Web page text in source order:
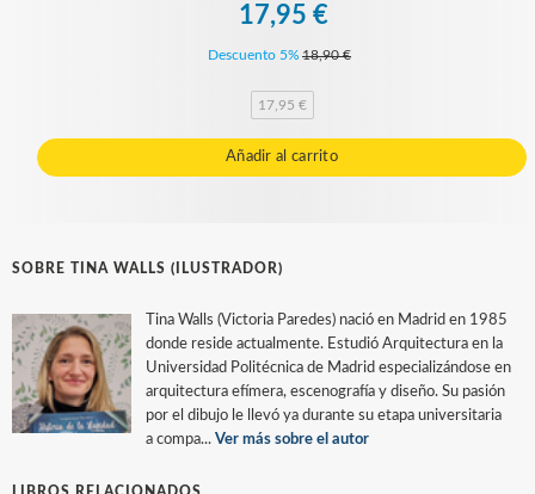
17,95 €
Descuento 5% 18,90 €
17,95 €
Añadir al carrito
SOBRE TINA WALLS (ILUSTRADOR)
Tina Walls (Victoria Paredes) nació en Madrid en 1985
donde reside actualmente. Estudió Arquitectura en la
Universidad Politécnica de Madrid especializándose en
arquitectura efímera, escenografía y diseño. Su pasión
por el dibujo le llevó ya durante su etapa universitaria
a compa... Ver más sobre el autor